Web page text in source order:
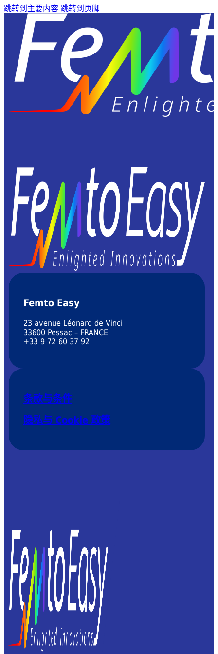
跳转到主要内容 跳转到页脚
Femto Easy
23 avenue Léonard de Vinci
33600 Pessac – FRANCE
+33 9 72 60 37 92
条款与条件
隐私与 Cookie 政策